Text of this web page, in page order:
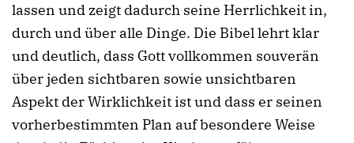
lassen und zeigt dadurch seine Herrlichkeit in,
durch und über alle Dinge. Die Bibel lehrt klar
und deutlich, dass Gott vollkommen souverän
über jeden sichtbaren sowie unsichtbaren
Aspekt der Wirklichkeit ist und dass er seinen
vorherbestimmten Plan auf besondere Weise